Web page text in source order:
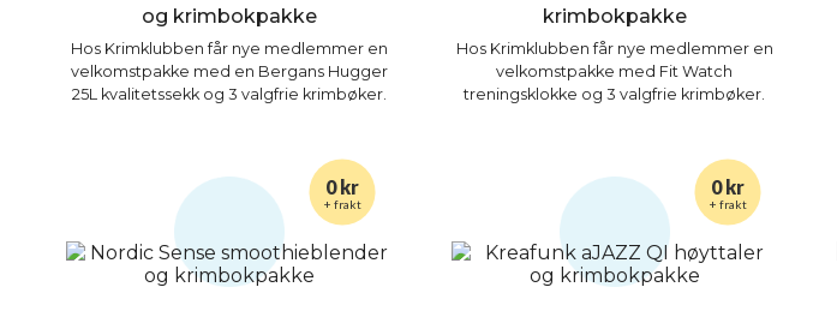
og krimbokpakke
Hos Krimklubben får nye medlemmer en
velkomstpakke med en Bergans Hugger
25L kvalitetssekk og 3 valgfrie krimbøker.
krimbokpakke
Hos Krimklubben får nye medlemmer en
velkomstpakke med Fit Watch
treningsklokke og 3 valgfrie krimbøker.
0 kr
+ frakt
0 kr
+ frakt